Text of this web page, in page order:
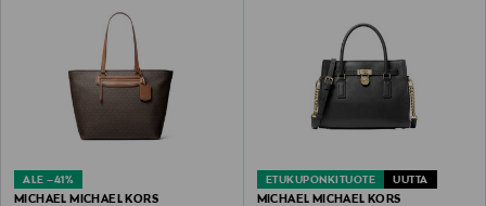
ALE –41%
MICHAEL MICHAEL KORS
ETUKUPONKITUOTE UUTTA
MICHAEL MICHAEL KORS